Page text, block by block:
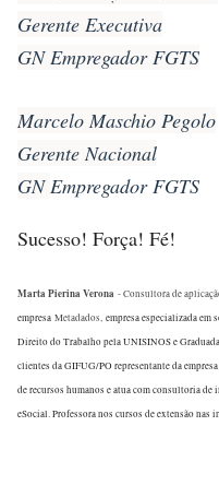
Gerente Executiva
GN Empregador FGTS
Marcelo Maschio Pegolo
Gerente Nacional
GNEmpregador FGTS
Sucesso! Força! Fé!
Marta Pierina Verona - Consultora de
empresa Metadados, empresa especializada em
Direito do Trabalho pela UNISINOS e
clientes da GIFUG/PO representante da
de recursos humanos e atua com consultoria de
eSocial. Professora nos cursos de extensão